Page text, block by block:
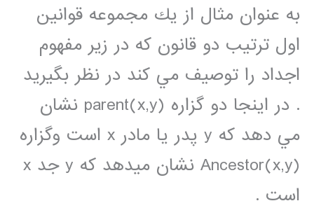
به عنوان مثال از يك مجموعه قوانين
اول ترتيب دو قانون كه در زير مفهوم
اجداد را توصيف مي كند در نظر بگيريد
. در اينجا دو گزاره parent(x,y) نشان
مي دهد كه y پدر يا مادر x است وگزاره
Ancestor(x,y) نشان ميدهد كه y جد x
است .